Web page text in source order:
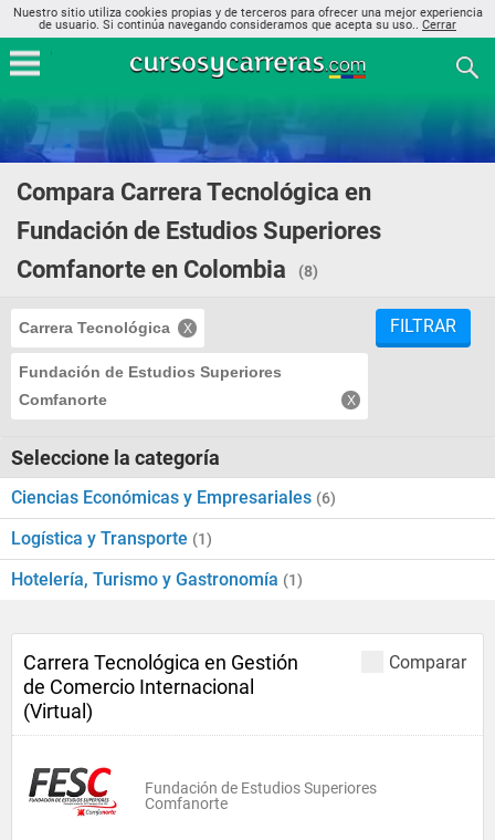
Nuestro sitio utiliza cookies propias y de terceros para ofrecer una mejor experiencia
de usuario. Si continúa navegando consideramos que acepta su uso.. Cerrar
Compara Carrera Tecnológica en
Fundación de Estudios Superiores
Comfanorte en Colombia
(8)
Carrera Tecnológica
Fundación de Estudios Superiores
Comfanorte
FILTRAR
Seleccione la categoría
Ciencias Económicas y Empresariales (6)
Logística y Transporte (1)
Hotelería, Turismo y Gastronomía (1)
Comparar
Carrera Tecnológica en Gestión
de Comercio Internacional
(Virtual)
Fundación de Estudios Superiores
Comfanorte